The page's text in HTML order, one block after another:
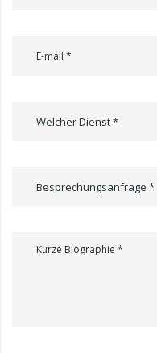
Welcher Dienst *
Besprechungsanfrage *